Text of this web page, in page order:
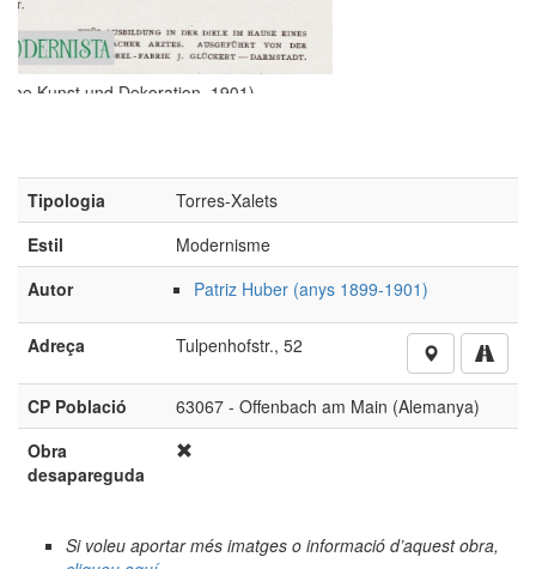
Tipologia
Torres-Xalets
Autor
Patriz Huber (anys 1899-1901)
Adreça Tulpenhofstr., 52
CP Població
63067 - Offenbach am Main (Alemanya)
Obra
desapareguda
Si voleu aportar més imatges o informació d’aquest obra,
cliqueu aquí
sense el consentiment exprés de l'autor